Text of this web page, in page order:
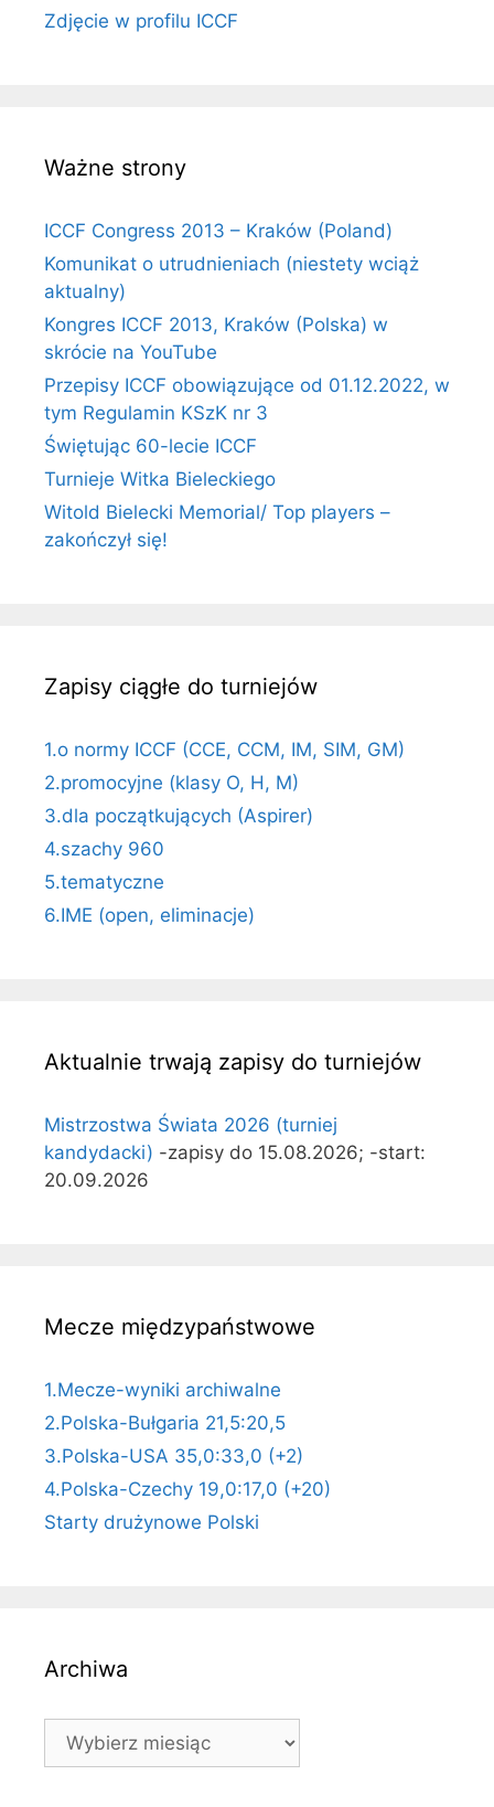
Zdjęcie w profilu ICCF
Ważne strony
ICCF Congress 2013 – Kraków (Poland)
Komunikat o utrudnieniach (niestety wciąż
aktualny)
Kongres ICCF 2013, Kraków (Polska) w
skrócie na YouTube
Przepisy ICCF obowiązujące od 01.12.2022, w
tym Regulamin KSzK nr 3
Świętując 60-lecie ICCF
Turnieje Witka Bieleckiego
Witold Bielecki Memorial/ Top players –
zakończył się!
Zapisy ciągłe do turniejów
1.o normy ICCF (CCE, CCM, IM, SIM, GM)
2.promocyjne (klasy O, H, M)
3.dla początkujących (Aspirer)
4.szachy 960
5.tematyczne
6.IME (open, eliminacje)
Aktualnie trwają zapisy do turniejów
Mistrzostwa Świata 2026 (turniej
kandydacki) -zapisy do 15.08.2026; -start:
20.09.2026
Mecze międzypaństwowe
1.Mecze-wyniki archiwalne
2.Polska-Bułgaria 21,5:20,5
3.Polska-USA 35,0:33,0 (+2)
4.Polska-Czechy 19,0:17,0 (+20)
Starty drużynowe Polski
Archiwa
Archiwa